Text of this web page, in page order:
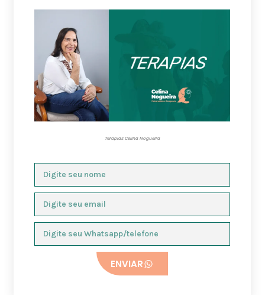
Terapias Celina Nogueira
ENVIAR